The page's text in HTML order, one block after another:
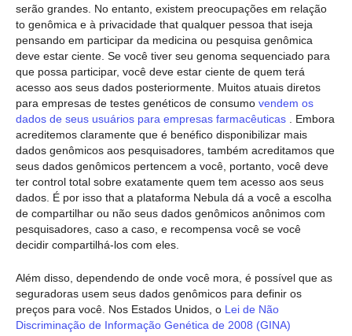
serão grandes. No entanto, existem preocupações em relação
to genômica e à privacidade that qualquer pessoa that iseja
pensando em participar da medicina ou pesquisa genômica
deve estar ciente. Se você tiver seu genoma sequenciado para
que possa participar, você deve estar ciente de quem terá
acesso aos seus dados posteriormente. Muitos atuais diretos
para empresas de testes genéticos de consumo vendem os
dados de seus usuários para empresas farmacêuticas . Embora
acreditemos claramente que é benéfico disponibilizar mais
dados genômicos aos pesquisadores, também acreditamos que
seus dados genômicos pertencem a você, portanto, você deve
ter control total sobre exatamente quem tem acesso aos seus
dados. É por isso that a plataforma Nebula dá a você a escolha
de compartilhar ou não seus dados genômicos anônimos com
pesquisadores, caso a caso, e recompensa você se você
decidir compartilhá-los com eles.
Além disso, dependendo de onde você mora, é possível que as
seguradoras usem seus dados genômicos para definir os
preços para você. Nos Estados Unidos, o Lei de Não
Discriminação de Informação Genética de 2008 (GINA)